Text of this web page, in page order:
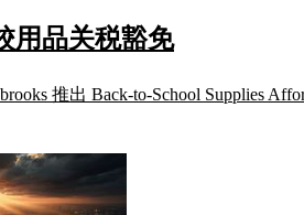
用品关税豁免
推出 Back-to-School Supplies